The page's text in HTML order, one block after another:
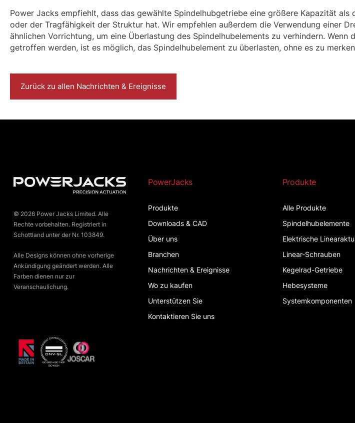
Power Jacks empfiehlt, dass das gewählte Spindelhubgetriebe eine größere Kapazität als
oder der Tragfähigkeit der Struktur hat. Wir empfehlen außerdem die Verwendung einer
ähnlichen Vorrichtung, um eine Überlastung des Spindelhubelements zu verhindern. Wenn
getroffen werden, ist es möglich, das Spindelhubelement zu überlasten, ohne es zu
Zurück zu allen Nachrichten & Ereignisse
© 2026 Power Jacks Limited. Alle
Rechte vorbehalten. Registriert in
Schottland unter der Nr. 103849.
Alle Designs können ohne vorherige
Ankündigung geändert werden. Alle
Farben dienen nur zur
Veranschaulichung.
PowerJacks
Produkte
Downloads & CAD
Über uns
Branchen
Nachrichten & Ereignisse
Wo zu kaufen
Unterstützen Sie
Kontaktieren Sie uns
Produkte
Alle Produkte
Spindelhubelemente
Elektrische
Linear-Schrauben
Kegelrad-Getriebe
Hebesysteme
Systemkomponenten